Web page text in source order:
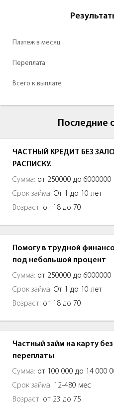
Платеж в месяц
Переплата
Всего к выплате
Последние
ЧАСТНЫЙ КРЕДИТ БЕЗ
РАСПИСКУ.
Сумма: от 250000 до 6000000
Срок займа: От 1 до 10 лет
Возраст: от 18 до 70
Помогу в трудной
под небольшой процент
Сумма: от 250000 до 6000000
Срок займа: От 1 до 10 лет
Возраст: от 18 до 70
Частный займ на карту
переплаты
Сумма: от 100 000 до 14 000
Срок займа: 12-480 мес
Возраст: от 23 до 75